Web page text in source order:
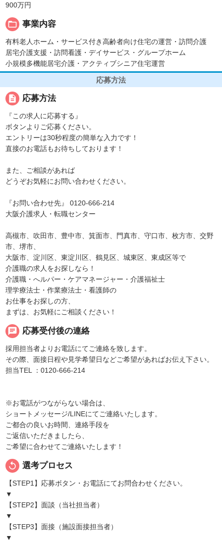
900万円
folder_open 事業内容
有料老人ホーム・サービス付き高齢者向け住宅の運営・訪問介護
居宅介護支援・訪問看護・デイサービス・グループホーム
小規模多機能居宅介護・アクティブシニア住宅運営
応募方法
description 応募方法
『この求人に応募する』
ボタンよりご応募ください。
エントリーは30秒程度の簡単な入力です！
直接のお電話もお待ちしております！
また、ご相談があれば
どうぞお気軽にお問い合わせください。
『お問い合わせ先』 0120-666-214
大阪介護求人・転職センター
高槻市、吹田市、豊中市、箕面市、門真市、守口市、枚方市、交野
市、堺市、
大阪市、淀川区、東淀川区、鶴見区、城東区、東成区等で
介護職の求人をお探しなら！
介護職・へルパー・ケアマネージャー・介護福祉士
理学療法士・作業療法士・看護師の
お仕事をお探しの方、
まずは、お気軽にご相談ください！
chat 応募受付後の連絡
採用担当者よりお電話にてご連絡を致します。
その際、面接日程や見学希望日などご希望があればお伝え下さい。
担当TEL ：0120-666-214
※お電話がつながらない場合は、
ショートメッセージ/LINEにてご連絡いたします。
ご都合の良いお時間、連絡手段を
ご返信いただきましたら、
ご希望に合わせてご連絡いたします！
replay 選考プロセス
【STEP1】応募ボタン・お電話にてお問合わせください。
▼
【STEP2】面談（当社担当者）
▼
【STEP3】面接（施設面接担当者）
▼